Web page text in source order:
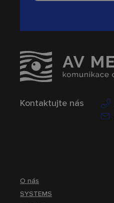
Kontaktujte nás
O nás
SYSTEMS